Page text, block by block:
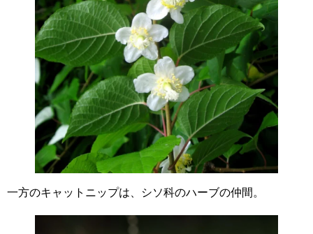
一方のキャットニップは、シソ科のハーブの仲間。